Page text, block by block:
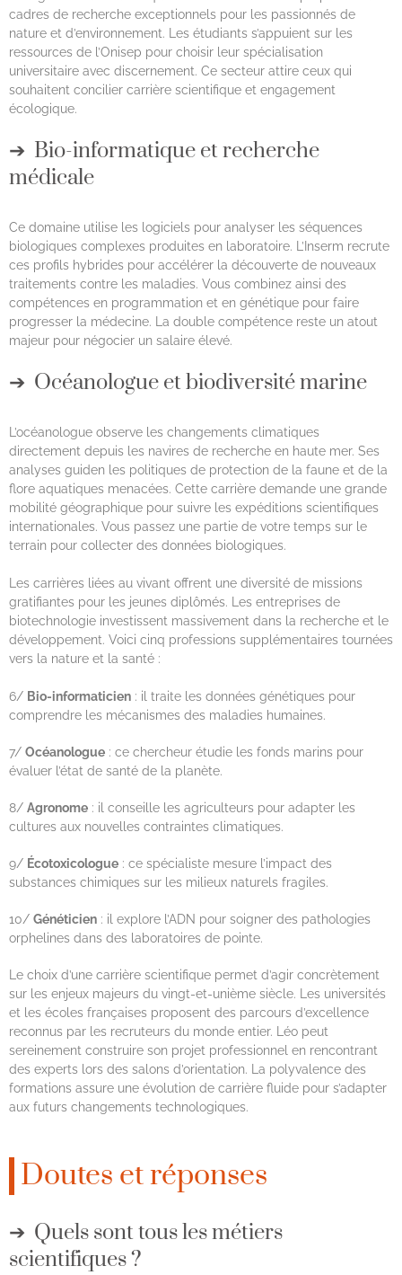
cadres de recherche exceptionnels pour les passionnés de
nature et d’environnement. Les étudiants s’appuient sur les
ressources de l’Onisep pour choisir leur spécialisation
universitaire avec discernement. Ce secteur attire ceux qui
souhaitent concilier carrière scientifique et engagement
écologique.
Bio-informatique et recherche
médicale
Ce domaine utilise les logiciels pour analyser les séquences
biologiques complexes produites en laboratoire. L’Inserm recrute
ces profils hybrides pour accélérer la découverte de nouveaux
traitements contre les maladies. Vous combinez ainsi des
compétences en programmation et en génétique pour faire
progresser la médecine. La double compétence reste un atout
majeur pour négocier un salaire élevé.
Océanologue et biodiversité marine
L’océanologue observe les changements climatiques
directement depuis les navires de recherche en haute mer. Ses
analyses guiden les politiques de protection de la faune et de la
flore aquatiques menacées. Cette carrière demande une grande
mobilité géographique pour suivre les expéditions scientifiques
internationales. Vous passez une partie de votre temps sur le
terrain pour collecter des données biologiques.
Les carrières liées au vivant offrent une diversité de missions
gratifiantes pour les jeunes diplômés. Les entreprises de
biotechnologie investissent massivement dans la recherche et le
développement. Voici cinq professions supplémentaires tournées
vers la nature et la santé :
6/ Bio-informaticien : il traite les données génétiques pour
comprendre les mécanismes des maladies humaines.
7/ Océanologue : ce chercheur étudie les fonds marins pour
évaluer l’état de santé de la planète.
8/ Agronome : il conseille les agriculteurs pour adapter les
cultures aux nouvelles contraintes climatiques.
9/ Écotoxicologue : ce spécialiste mesure l’impact des
substances chimiques sur les milieux naturels fragiles.
10/ Généticien : il explore l’ADN pour soigner des pathologies
orphelines dans des laboratoires de pointe.
Le choix d’une carrière scientifique permet d’agir concrètement
sur les enjeux majeurs du vingt-et-unième siècle. Les universités
et les écoles françaises proposent des parcours d’excellence
reconnus par les recruteurs du monde entier. Léo peut
sereinement construire son projet professionnel en rencontrant
des experts lors des salons d’orientation. La polyvalence des
formations assure une évolution de carrière fluide pour s’adapter
aux futurs changements technologiques.
Doutes et réponses
Quels sont tous les métiers
scientifiques ?